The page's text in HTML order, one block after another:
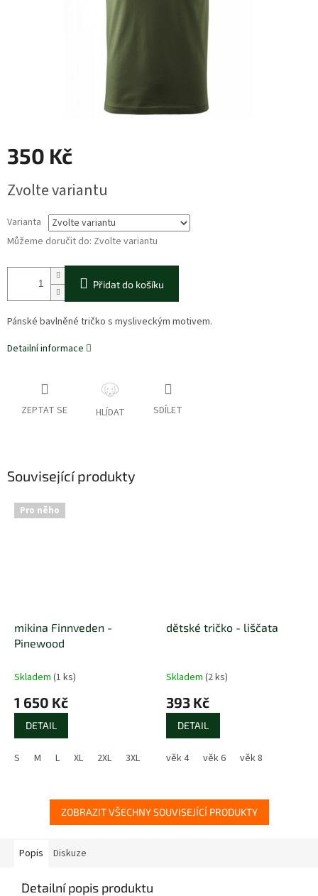
350 Kč
cena:
Zvolte variantu
Varianta
Můžeme doručit do: Zvolte variantu
Přidat do košíku
Pánské bavlněné tričko s mysliveckým motivem.
Detailní informace
ZEPTAT SE HLÍDAT SDÍLET
Související produkty
Pro něho
mikina Finnveden -
Pinewood
Skladem (1 ks)
1 650 Kč
DETAIL
S M L XL 2XL 3XL 4XL
dětské tričko - liščata
Skladem (2 ks)
393 Kč
DETAIL
věk 4 věk 6 věk 8
ZOBRAZIT VŠECHNY SOUVISEJÍCÍ PRODUKTY
Popis Diskuze
Detailní popis produktu